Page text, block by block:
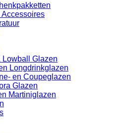
Accessoires
Lowball Glazen
Longdrinkglazen
en Coupeglazen
Glazen
Martiniglazen